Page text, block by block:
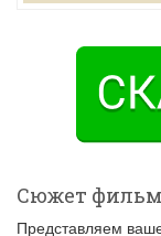
Сюжет
Представляем